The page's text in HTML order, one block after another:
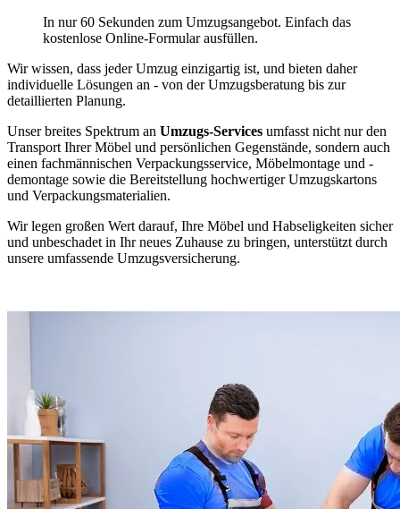
In nur 60 Sekunden zum Umzugsangebot. Einfach das
kostenlose Online-Formular ausfüllen.
Wir wissen, dass jeder Umzug einzigartig ist, und bieten daher
individuelle Lösungen an - von der Umzugsberatung bis zur
detaillierten Planung.
Unser breites Spektrum an Umzugs-Services umfasst nicht nur den
Transport Ihrer Möbel und persönlichen Gegenstände, sondern auch
einen fachmännischen Verpackungsservice, Möbelmontage und -
demontage sowie die Bereitstellung hochwertiger Umzugskartons
und Verpackungsmaterialien.
Wir legen großen Wert darauf, Ihre Möbel und Habseligkeiten sicher
und unbeschadet in Ihr neues Zuhause zu bringen, unterstützt durch
unsere umfassende Umzugsversicherung.